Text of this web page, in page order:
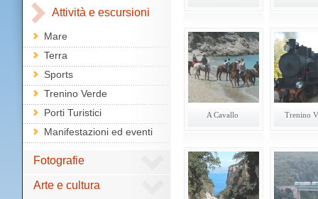
Attività e escursioni
Mare
Terra
Sports
Trenino Verde
Porti Turistici
Manifestazioni ed eventi
Fotografie
Arte e cultura
A Cavallo Trenino